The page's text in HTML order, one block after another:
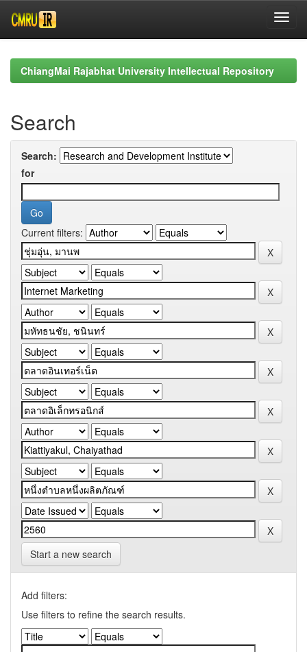
navigationChiangMai Rajabhat University Intellectual Repository
Search
Search:
for
Current filters:
Start a new search
Add filters:
Use filters to refine the search results.